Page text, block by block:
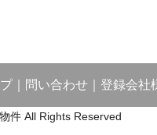
｜ 問い合わせ 登録会社
件 All Rights Reserved